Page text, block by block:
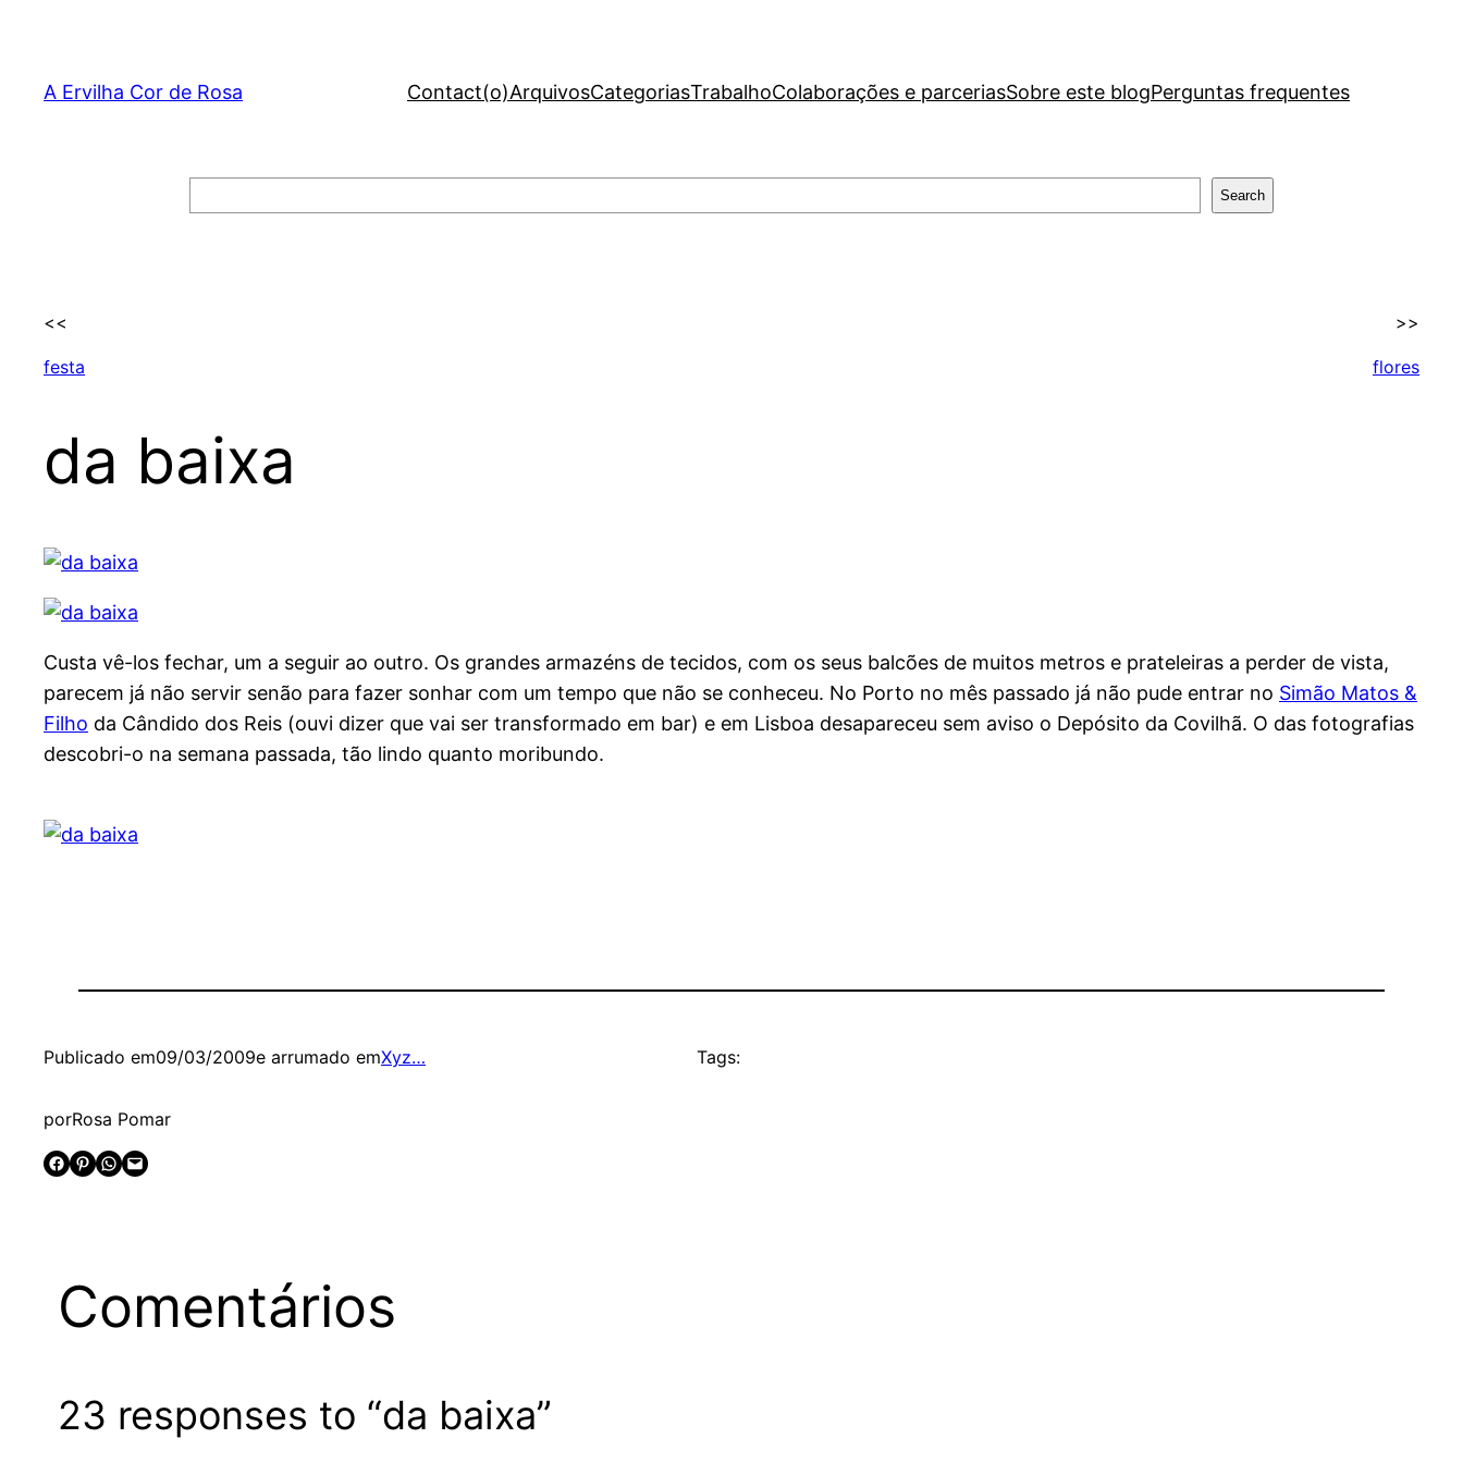
content
A Ervilha Cor de Rosa Contact(o)ArquivosCategoriasTrabalhoColaborações e parceriasSobre este blogPerguntas frequentes
Search
<<
festa
>>
flores
da baixa
Custa vê-los fechar, um a seguir ao outro. Os grandes armazéns de tecidos, com os seus balcões de muitos metros e prateleiras a perder de vista,
parecem já não servir senão para fazer sonhar com um tempo que não se conheceu. No Porto no mês passado já não pude entrar no Simão Matos &
Filho da Cândido dos Reis (ouvi dizer que vai ser transformado em bar) e em Lisboa desapareceu sem aviso o Depósito da Covilhã. O das fotografias
descobri-o na semana passada, tão lindo quanto moribundo.
Publicado em09/03/2009e arrumado emXyz…
porRosa Pomar
Share on Facebook
Share on Pinterest Share on WhatsApp Email this Page
Tags:
Comentários
23 responses to “da baixa”